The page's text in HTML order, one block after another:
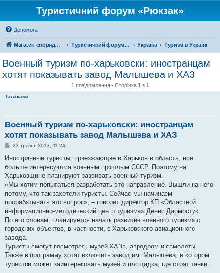
Туристичний форум «Рюкзак»
Допомога
Магазин спорядження Туристичний форум «Рюкзак» Україна Туризм в Україні
Военный туризм по-харьковски: иностранцам
хотят показывать завод Малышева и ХАЗ
1 повідомлення • Сторінка 1 з 1
Талакама
Военный туризм по-харьковски: иностранцам
хотят показывать завод Малышева и ХАЗ
П
в
д
о
м
л
е
н
я
23 травня 2013, 11:24
Иностранные туристы, приезжающие в Харьков и область, все
больше интересуются военным прошлым СССР. Поэтому на
Харьковщине планируют развивать военный туризм.
«Мы хотим попытаться разработать это направление. Вышли на него
потому, что так захотели туристы. Сейчас мы начинаем
прорабатывать это вопрос», – говорит директор КП «Областной
информационно-методический центр туризма» Денис Дармостук.
По его словам, планируется начать развитие военного туризма с
городских объектов, в частности, с Харьковского авиационного
завода.
Туристы смогут посмотреть музей ХАЗа, аэродром и самолеты.
Также в программу хотят включить завод им. Малышева, в котором
туристов может заинтересовать музей и площадка, где стоят танки.